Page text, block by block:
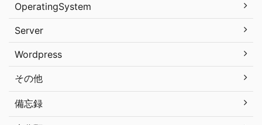
OperatingSystem
Server
Wordpress
その他
備忘録